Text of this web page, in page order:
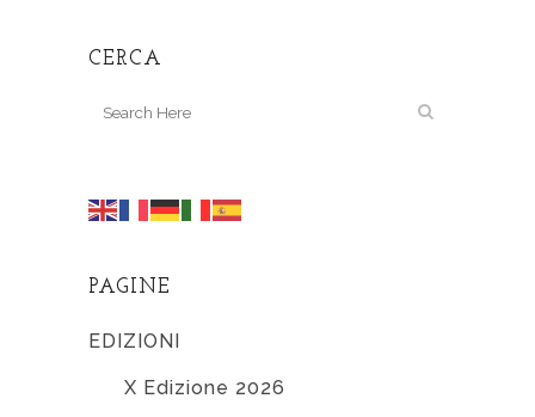
CERCA
PAGINE
EDIZIONI
X Edizione 2026